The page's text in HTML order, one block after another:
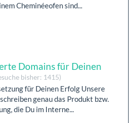
Cheminéeofen sind...
Domains für Deinen
bisher: 1415)
für Deinen Erfolg Unsere
genau das Produkt bzw.
die Du im Interne...